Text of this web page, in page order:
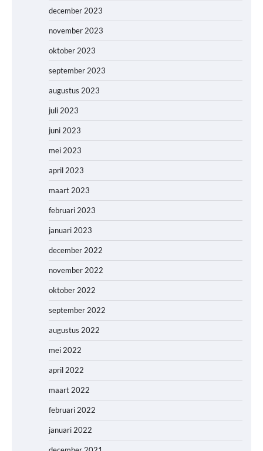
december 2023
november 2023
oktober 2023
september 2023
augustus 2023
juli 2023
juni 2023
mei 2023
april 2023
maart 2023
februari 2023
januari 2023
december 2022
november 2022
oktober 2022
september 2022
augustus 2022
mei 2022
april 2022
maart 2022
februari 2022
januari 2022